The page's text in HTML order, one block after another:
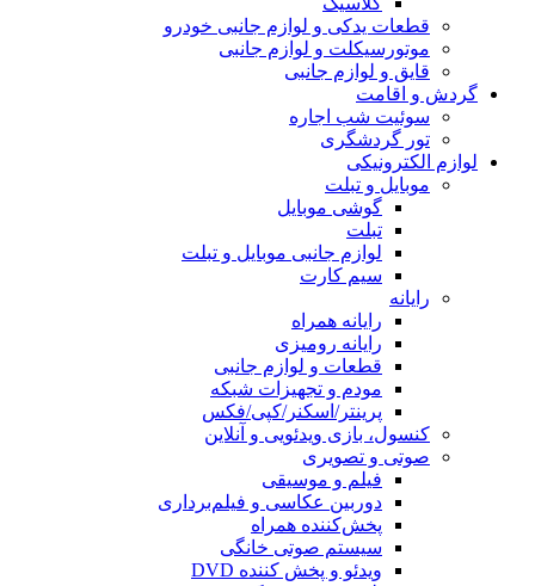
قطعات یدکی و لوازم جانبی خودرو
موتورسیکلت و لوازم جانبی
قایق و لوازم جانبی
گردش و اقامت
سوئیت شب اجاره
تور گردشگری
لوازم الکترونیکی
موبایل و تبلت
گوشی موبایل
تبلت
لوازم جانبی موبایل و تبلت
سیم کارت
رایانه
رایانه همراه
رایانه رومیزی
قطعات و لوازم جانبی
مودم و تجهیزات شبکه
پرینتر/اسکنر/کپی/فکس
کنسول، بازی‌ ویدئویی و آنلاین
صوتی و تصویری
فیلم و موسیقی
دوربین عکاسی و فیلم‌برداری
پخش‌کننده همراه
سیستم صوتی خانگی
ویدئو و پخش کننده DVD